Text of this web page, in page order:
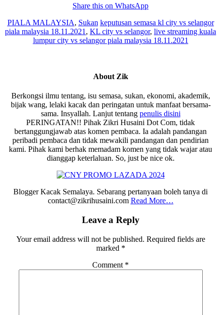
Share this on WhatsApp
PIALA MALAYSIA, Sukan keputusan semasa kl city vs selangor
piala malaysia 18.11.2021 , KL city vs selangor, live streaming kuala
lumpur city vs selangor piala malaysia 18.11.2021
About Zik
Berkongsi ilmu tentang, isu semasa, sukan, ekonomi, akademik,
bijak wang, lelaki kacak dan peringatan untuk manfaat bersama-
sama. Insyallah. Lanjut tentang penulis disini
PERINGATAN!! Pihak Zikri Husaini Dot Com, tidak
bertanggungjawab atas komen pembaca. Ia adalah pandangan
peribadi pembaca dan tidak mewakili pandangan dan pendirian
kami. Pihak kami berhak memadam komen yang tidak wajar atau
dianggap keterlaluan. So, just be nice ok.
Blogger Kacak Semalaya. Sebarang pertanyaan boleh tanya di
contact@zikrihusaini.com Read More…
Leave a Reply
Your email address will not be published. Required fields are
marked *
Comment *